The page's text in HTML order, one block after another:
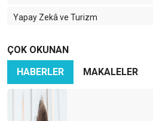
Yapay Zekâ ve Turizm
Yaklaşım
OTELLERDE SÜRDÜRÜLEBİLİRLİK
ÇOK OKUNAN
HABERLER
MAKALELER